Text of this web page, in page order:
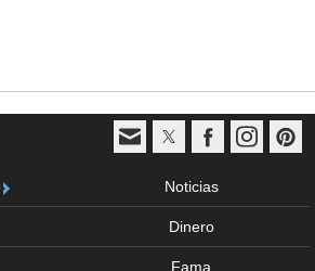
Noticias
Dinero
Fama